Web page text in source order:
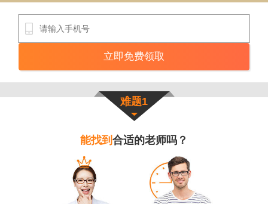
难题1
能找到 合适的老师吗？